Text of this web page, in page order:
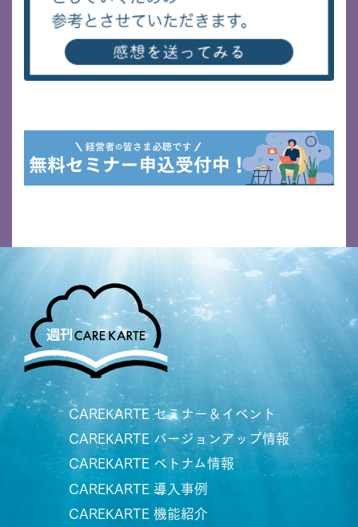
CAREKARTE セミナー＆イベント
CAREKARTE バージョンアップ情報
CAREKARTE ベトナム情報
CAREKARTE 導入事例
CAREKARTE 機能紹介